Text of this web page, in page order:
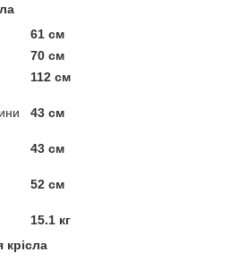
61 см
70 см
112 см
43 см
43 см
52 см
15.1 кг
крісла